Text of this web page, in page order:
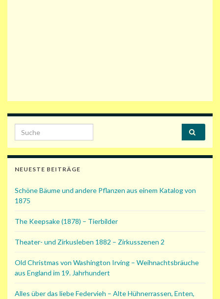
Search for:
NEUESTE BEITRÄGE
Schöne Bäume und andere Pflanzen aus einem Katalog von
1875
The Keepsake (1878) – Tierbilder
Theater- und Zirkusleben 1882 – Zirkusszenen 2
Old Christmas von Washington Irving – Weihnachtsbräuche
aus England im 19. Jahrhundert
Alles über das liebe Federvieh – Alte Hühnerrassen, Enten,